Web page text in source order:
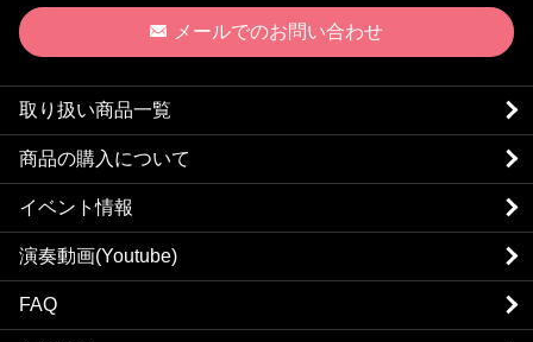
メールでのお問い合わせ
取り扱い商品一覧
商品の購入について
イベント情報
演奏動画(Youtube)
FAQ